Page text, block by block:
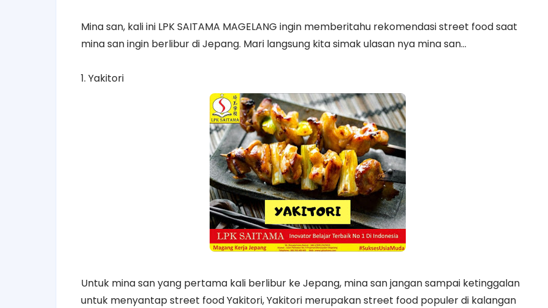
Mina san, kali ini LPK SAITAMA MAGELANG ingin memberitahu rekomendasi street food saat
mina san ingin berlibur di Jepang. Mari langsung kita simak ulasan nya mina san...
1. Yakitori
Untuk mina san yang pertama kali berlibur ke Jepang, mina san jangan sampai ketinggalan
untuk menyantap street food Yakitori, Yakitori merupakan street food populer di kalangan